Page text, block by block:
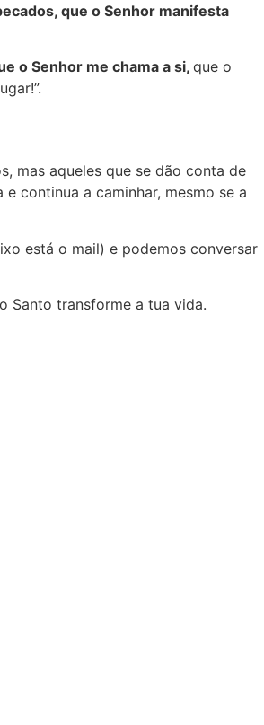
que o Senhor manifesta
o Senhor me chama a si, que o
mas aqueles que se dão conta de
continua a caminhar, mesmo se a
está o mail) e podemos conversar
Santo transforme a tua vida.